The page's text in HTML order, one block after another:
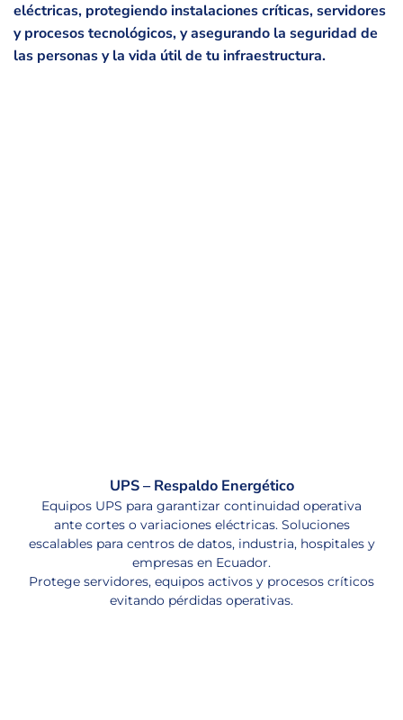
eléctricas, protegiendo instalaciones críticas, servidores
y procesos tecnológicos, y asegurando la seguridad de
las personas y la vida útil de tu infraestructura.
UPS – Respaldo Energético
Equipos UPS para garantizar continuidad operativa
ante cortes o variaciones eléctricas. Soluciones
escalables para centros de datos, industria, hospitales y
empresas en Ecuador.
Protege servidores, equipos activos y procesos críticos
evitando pérdidas operativas.